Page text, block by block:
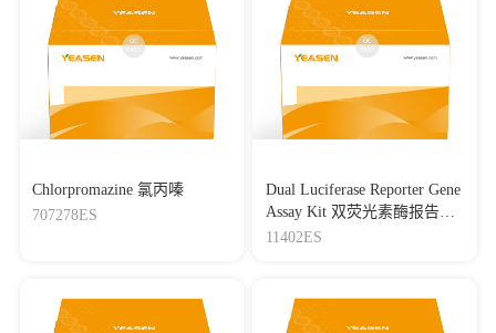
Chlorpromazine 氯丙嗪
707278ES
Dual Luciferase Reporter Gene
Assay Kit 双荧光素酶报告基
因检测试剂盒
11402ES